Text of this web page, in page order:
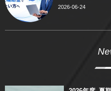
2026-06-24